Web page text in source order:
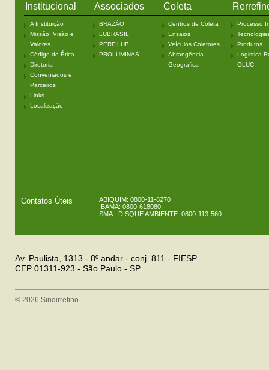
Institucional
A Instituição
Missão, Visão e
Valores
Código de Ética
Diretoria
Conveniados e
Parceiros
Links
Localização
Associados
BRAZÃO
LUBRASIL
PERFILUB
PROLUMINAS
Coleta
Centros de Coleta
Ensaios
Veículos Coletores
Abrangência
Geográfica
Processo
Produtos
Logistica
OLUC
Contatos Úteis
ABIQUIM: 0800-11-8270
IBAMA: 0800-618080
SMA - DISQUE AMBIENTE: 0800-113-560
Av. Paulista, 1313 - 8º andar - conj. 811 - FIESP
CEP 01311-923 - São Paulo - SP
© 2026 Sindirrefino